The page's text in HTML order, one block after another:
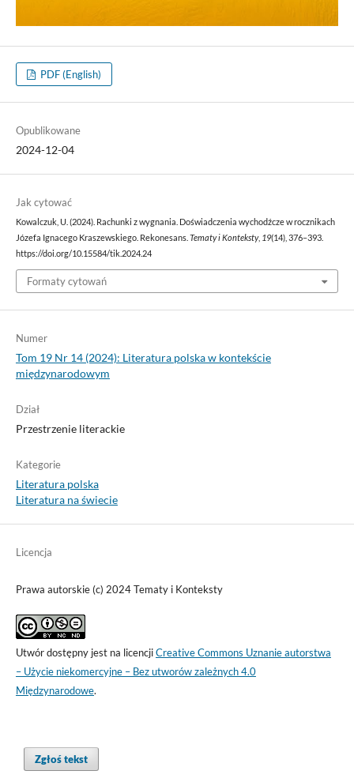
PDF (English)
Opublikowane
2024-12-04
Jak cytować
Kowalczuk, U. (2024). Rachunki z wygnania. Doświadczenia wychodźcze w rocznikach
Józefa Ignacego Kraszewskiego. Rekonesans. Tematy i Konteksty, 19(14), 376–393.
https://doi.org/10.15584/tik.2024.24
Formaty cytowań
Numer
Tom 19 Nr 14 (2024): Literatura polska w kontekście
międzynarodowym
Dział
Przestrzenie literackie
Kategorie
Literatura polska
Literatura na świecie
Licencja
Prawa autorskie (c) 2024 Tematy i Konteksty
Utwór dostępny jest na licencjiCreative Commons Uznanie autorstwa
– Użycie niekomercyjne – Bez utworów zależnych 4.0
Międzynarodowe.
Zgłoś tekst